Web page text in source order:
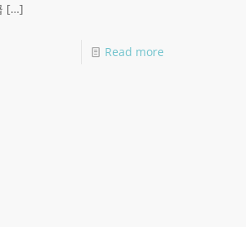
[…]
Read more